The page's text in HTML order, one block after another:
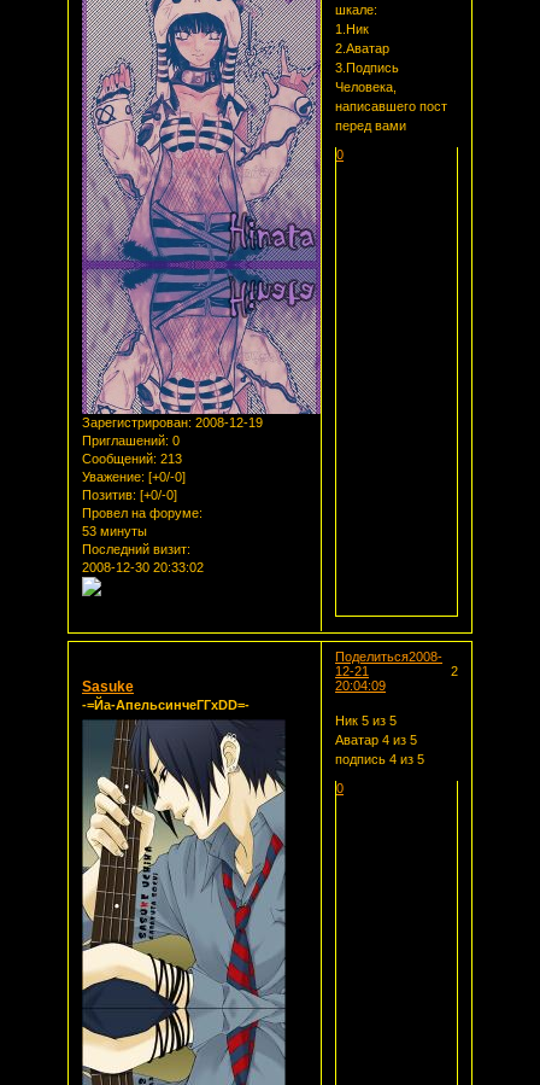
Зарегистрирован: 2008-12-19
Приглашений: 0
Сообщений: 213
Уважение: [+0/-0]
Позитив: [+0/-0]
Провел на форуме:
53 минуты
Последний визит:
2008-12-30 20:33:02
шкале:
1.Ник
2.Аватар
3.Подпись
Человека,
написавшего пост
перед вами
0
Поделиться
2
2008-
12-21
20:04:09
Sasuke
-=Йа-АпельсинчеГГxDD=-
Ник 5 из 5
Аватар 4 из 5
подпись 4 из 5
0